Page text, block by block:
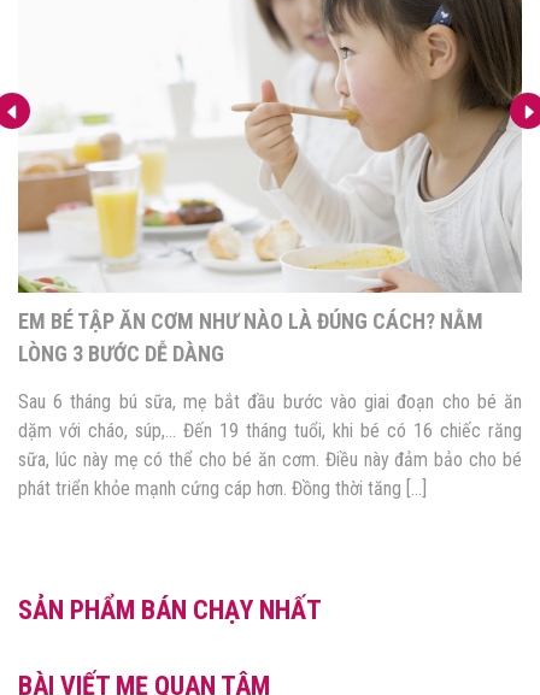
EM BÉ TẬP ĂN CƠM NHƯ NÀO LÀ ĐÚNG CÁCH? NẰM
LÒNG 3 BƯỚC DỄ DÀNG
Sau 6 tháng bú sữa, mẹ bắt đầu bước vào giai đoạn cho bé ăn
dặm với cháo, súp,… Đến 19 tháng tuổi, khi bé có 16 chiếc răng
sữa, lúc này mẹ có thể cho bé ăn cơm. Điều này đảm bảo cho bé
phát triển khỏe mạnh cứng cáp hơn. Đồng thời tăng […]
SẢN PHẨM BÁN CHẠY NHẤT
BÀI VIẾT MẸ QUAN TÂM